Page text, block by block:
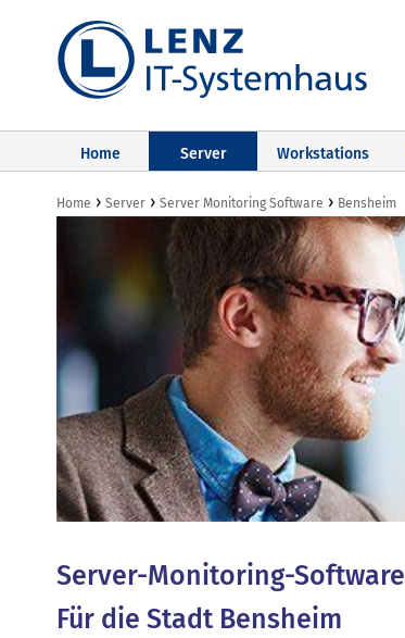
Home Server Workstations
Home › Server › Server Monitoring Software › Bensheim
Server-Monitoring-Software
Für die Stadt Bensheim